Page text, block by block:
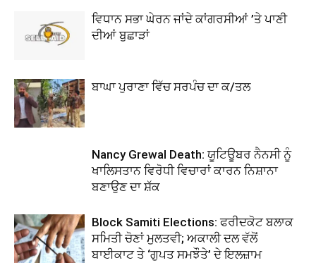
ਵਿਧਾਨ ਸਭਾ ਘੇਰਨ ਜਾਂਦੇ ਕਾਂਗਰਸੀਆਂ ’ਤੇ ਪਾਣੀ
ਦੀਆਂ ਬੁਛਾੜਾਂ
ਬਾਘਾ ਪੁਰਾਣਾ ਵਿੱਚ ਸਰਪੰਚ ਦਾ ਕ/ਤਲ
Nancy Grewal Death: ਯੂਟਿਊਬਰ ਨੈਨਸੀ ਨੂੰ
ਖਾਲਿਸਤਾਨ ਵਿਰੋਧੀ ਵਿਚਾਰਾਂ ਕਾਰਨ ਨਿਸ਼ਾਨਾ
ਬਣਾਉਣ ਦਾ ਸ਼ੱਕ
Block Samiti Elections: ਫਰੀਦਕੋਟ ਬਲਾਕ
ਸਮਿਤੀ ਚੋਣਾਂ ਮੁਲਤਵੀ; ਅਕਾਲੀ ਦਲ ਵੱਲੋਂ
ਬਾਈਕਾਟ ਤੇ ‘ਗੁਪਤ ਸਮਝੌਤੇ’ ਦੇ ਇਲਜ਼ਾਮ